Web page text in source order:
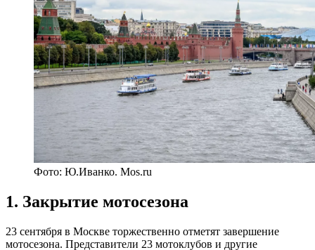
Фото: Ю.Иванко. Mos.ru
1. Закрытие мотосезона
23 сентября в Москве торжественно отметят завершение
мотосезона. Представители 23 мотоклубов и другие